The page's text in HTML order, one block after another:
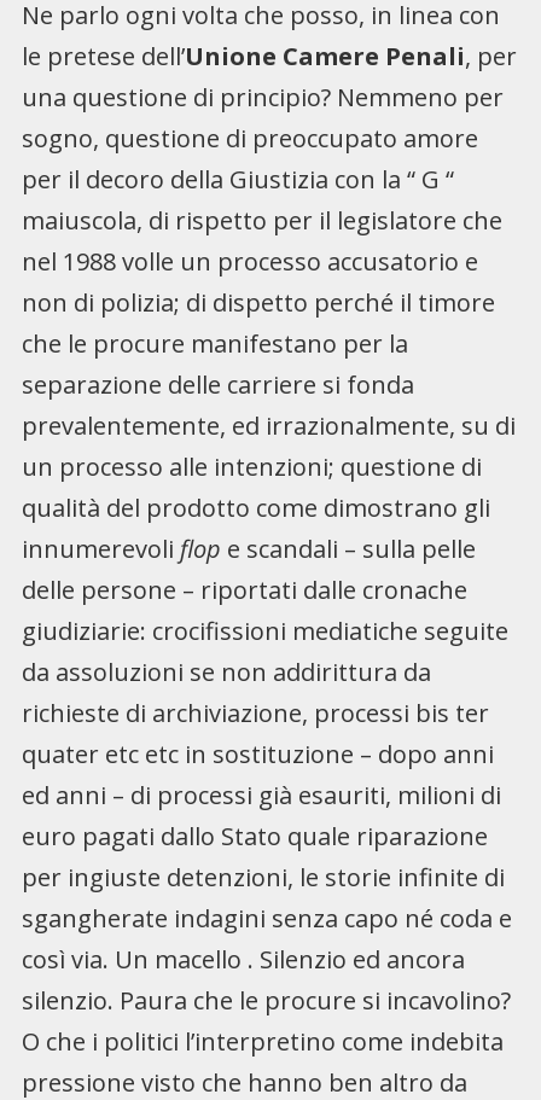
Ne parlo ogni volta che posso, in linea con
le pretese dell’Unione Camere Penali, per
una questione di principio? Nemmeno per
sogno, questione di preoccupato amore
per il decoro della Giustizia con la “ G “
maiuscola, di rispetto per il legislatore che
nel 1988 volle un processo accusatorio e
non di polizia; di dispetto perché il timore
che le procure manifestano per la
separazione delle carriere si fonda
prevalentemente, ed irrazionalmente, su di
un processo alle intenzioni; questione di
qualità del prodotto come dimostrano gli
innumerevoli flop e scandali – sulla pelle
delle persone – riportati dalle cronache
giudiziarie: crocifissioni mediatiche seguite
da assoluzioni se non addirittura da
richieste di archiviazione, processi bis ter
quater etc etc in sostituzione – dopo anni
ed anni – di processi già esauriti, milioni di
euro pagati dallo Stato quale riparazione
per ingiuste detenzioni, le storie infinite di
sgangherate indagini senza capo né coda e
così via. Un macello . Silenzio ed ancora
silenzio. Paura che le procure si incavolino?
O che i politici l’interpretino come indebita
pressione visto che hanno ben altro da